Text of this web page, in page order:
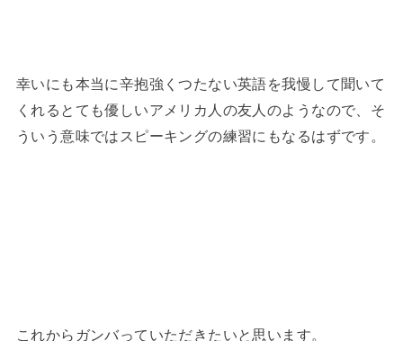
幸いにも本当に辛抱強くつたない英語を我慢して聞いて
くれるとても優しいアメリカ人の友人のようなので、そ
ういう意味ではスピーキングの練習にもなるはずです。
これからガンバっていただきたいと思います。